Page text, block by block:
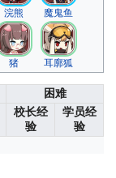
浣熊 魔鬼鱼
猪 耳廓狐
困难
校长经
验
学员经
验